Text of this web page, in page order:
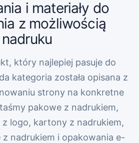
i materiały do
z możliwością
nadruku
który najlepiej pasuje do
kategoria została opisana z
strony na konkretne
pakowe z nadrukiem,
logo, kartony z nadrukiem,
nadrukiem i opakowania e-